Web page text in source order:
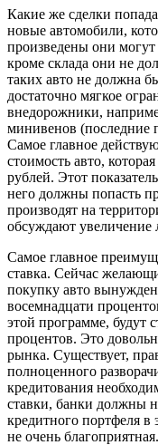
Какие же сделки
новые автомобили,
произведены они
кроме склада они не
таких авто не должна
достаточно мягкое
внедорожники,
минивенов (последние
Самое главное
стоимость авто,
рублей. Этот
него должны попасть
производят на
обсуждают увеличение
Самое главное
ставка. Сейчас
покупку авто
восемнадцати
этой программе, будут
процентов. Это
рынка. Существует,
полноценного
кредитования
ставки, банки должны
кредитного портфеля в
не очень благоприятная.